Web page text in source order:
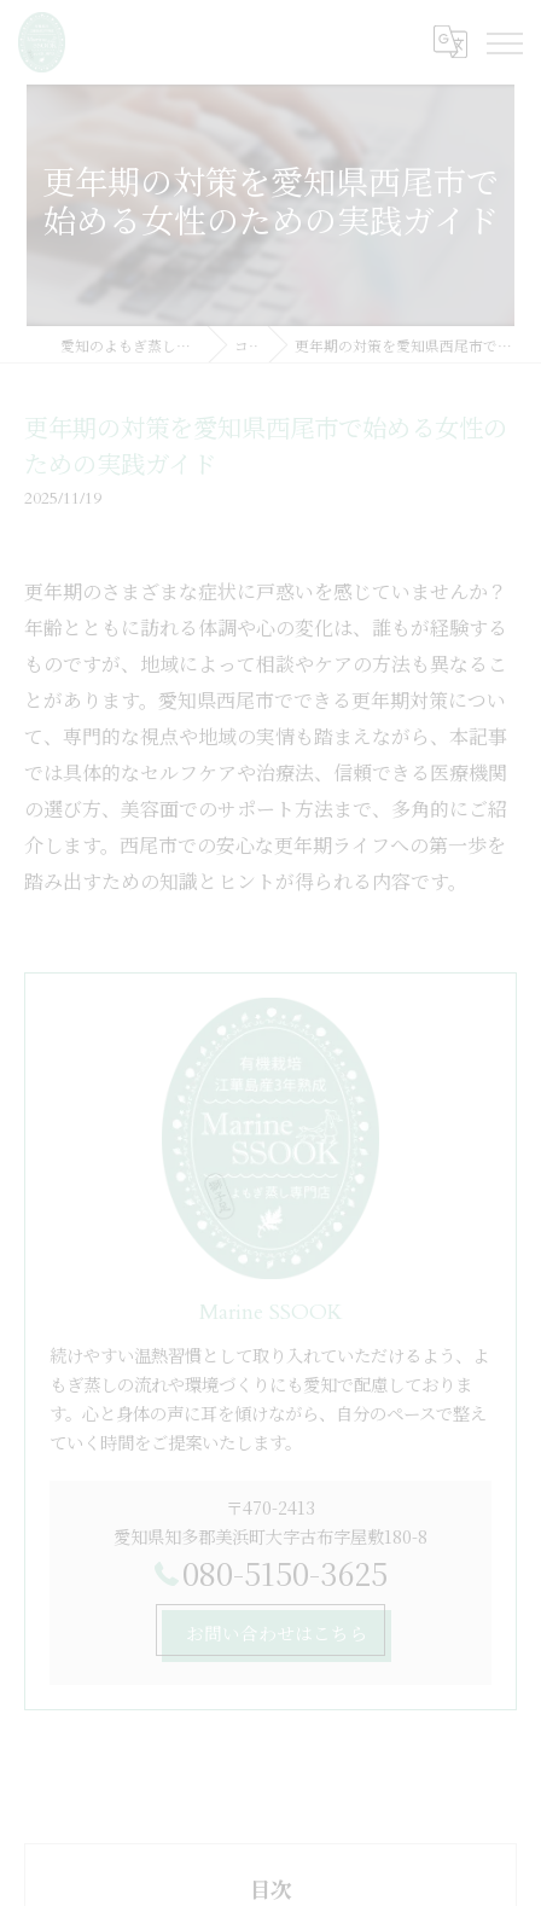
更年期の対策を愛知県西尾市で
始める女性のための実践ガイド
愛知のよもぎ蒸しならMarine SSOOK コラム 更年期の対策を愛知県西尾市で始める女性のための実践ガイド
更年期の対策を愛知県西尾市で始める女性の
ための実践ガイド
2025/11/19
更年期のさまざまな症状に戸惑いを感じていませんか？
年齢とともに訪れる体調や心の変化は、誰もが経験する
ものですが、地域によって相談やケアの方法も異なるこ
とがあります。愛知県西尾市でできる更年期対策につい
て、専門的な視点や地域の実情も踏まえながら、本記事
では具体的なセルフケアや治療法、信頼できる医療機関
の選び方、美容面でのサポート方法まで、多角的にご紹
介します。西尾市での安心な更年期ライフへの第一歩を
踏み出すための知識とヒントが得られる内容です。
Marine SSOOK
続けやすい温熱習慣として取り入れていただけるよう、よ
もぎ蒸しの流れや環境づくりにも愛知で配慮しておりま
す。心と身体の声に耳を傾けながら、自分のペースで整え
ていく時間をご提案いたします。
〒470-2413
愛知県知多郡美浜町大字古布字屋敷180-8
080-5150-3625
お問い合わせはこちら
目次